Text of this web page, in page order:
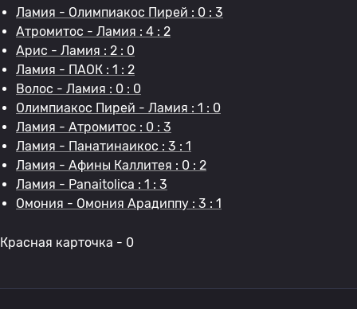
Ламия - Олимпиакос Пирей : 0 : 3
Атромитос - Ламия : 4 : 2
Арис - Ламия : 2 : 0
Ламия - ПАОК : 1 : 2
Волос - Ламия : 0 : 0
Олимпиакос Пирей - Ламия : 1 : 0
Ламия - Атромитос : 0 : 3
Ламия - Панатинаикос : 3 : 1
Ламия - Афины Каллитея : 0 : 2
Ламия - Panaitolica : 1 : 3
Омония - Омония Арадиппу : 3 : 1
Красная карточка - 0